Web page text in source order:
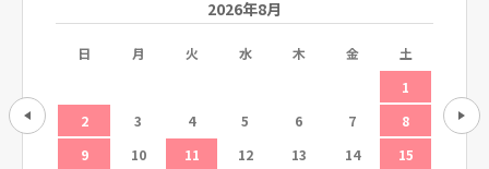
12
2026年8月
日 月 火 水 木 金
土
1
2
3 4 5 6 7
8
9
10 11 12 13 14
15
6